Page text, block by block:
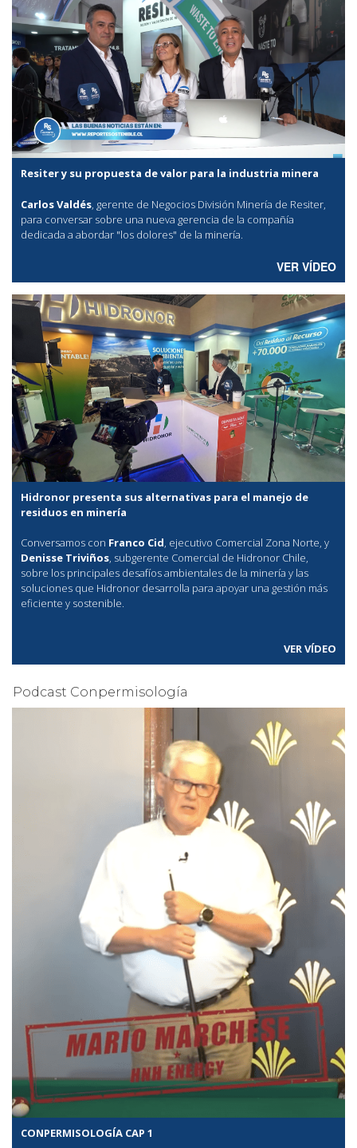
Resiter y su propuesta de valor para la industria minera
Carlos Valdés, gerente de Negocios División Minería de Resiter,
para conversar sobre una nueva gerencia de la compañía
dedicada a abordar "los dolores" de la minería.
VER VÍDEO
Hidronor presenta sus alternativas para el manejo de
residuos en minería
Conversamos con Franco Cid, ejecutivo Comercial Zona Norte, y
Denisse Triviños, subgerente Comercial de Hidronor Chile,
sobre los principales desafíos ambientales de la minería y las
soluciones que Hidronor desarrolla para apoyar una gestión más
eficiente y sostenible.
VER VÍDEO
Podcast Conpermisología
CONPERMISOLOGÍA CAP 1